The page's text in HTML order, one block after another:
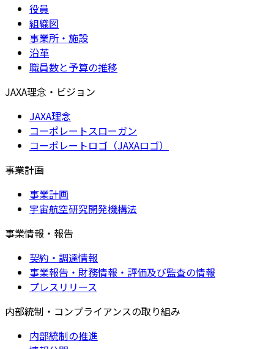
役員
組織図
事業所・施設
沿革
職員数と予算の推移
JAXA理念・ビジョン
JAXA理念
コーポレートスローガン
コーポレートロゴ（JAXAロゴ）
事業計画
事業計画
宇宙航空研究開発機構法
事業情報・報告
契約・調達情報
事業報告・財務情報・評価及び監査の情報
プレスリリース
内部統制・コンプライアンスの取り組み
内部統制の推進